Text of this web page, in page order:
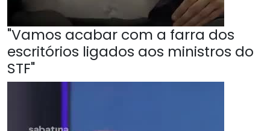
"Vamos acabar com a farra dos
escritórios ligados aos ministros do
STF"